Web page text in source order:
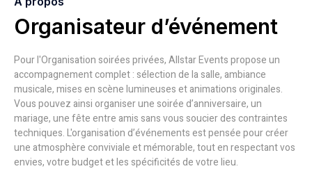
Organisateur d’événement
Pour l'Organisation soirées privées, Allstar Events propose un
accompagnement complet : sélection de la salle, ambiance
musicale, mises en scène lumineuses et animations originales.
Vous pouvez ainsi organiser une soirée d’anniversaire, un
mariage, une fête entre amis sans vous soucier des contraintes
techniques. L'organisation d’événements est pensée pour créer
une atmosphère conviviale et mémorable, tout en respectant vos
envies, votre budget et les spécificités de votre lieu.